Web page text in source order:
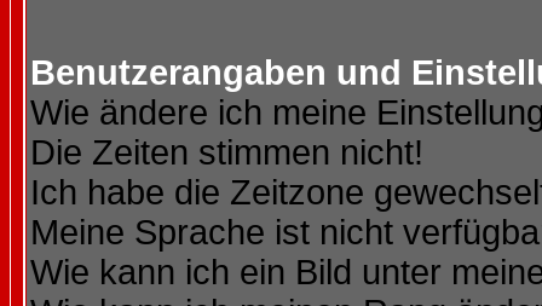
Benutzerangaben und
Wie ändere ich meine
Die Zeiten stimmen nicht!
Ich habe die Zeitzone
Meine Sprache ist nicht
Wie kann ich ein Bild unter